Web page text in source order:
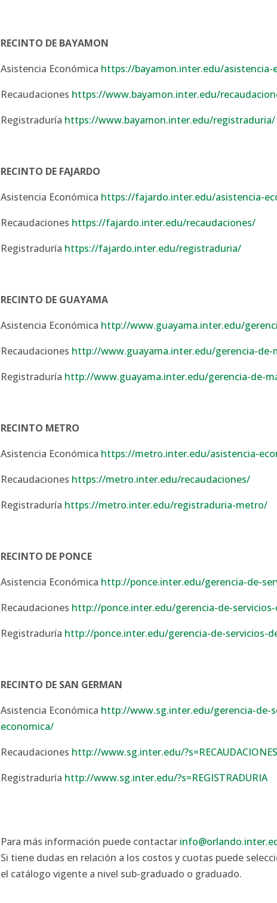
RECINTO DE BAYAMON
Asistencia Económica https://bayamon.inter.edu/asistencia-
Recaudaciones https://www.bayamon.inter.edu/
Registraduría https://www.bayamon.inter.edu/registraduria/
RECINTO DE FAJARDO
Asistencia Económica https://fajardo.inter.edu/asistencia-
Recaudaciones https://fajardo.inter.edu/recaudaciones/
Registraduría https://fajardo.inter.edu/registraduria/
RECINTO DE GUAYAMA
Asistencia Económica http://www.guayama.inter.edu/
Recaudaciones http://www.guayama.inter.edu/gerencia-
Registraduría http://www.guayama.inter.edu/gerencia-de-
RECINTO METRO
Asistencia Económica https://metro.inter.edu/asistencia-
Recaudaciones https://metro.inter.edu/recaudaciones/
Registraduría https://metro.inter.edu/registraduria-metro/
RECINTO DE PONCE
Asistencia Económica http://ponce.inter.edu/gerencia-de-
Recaudaciones http://ponce.inter.edu/gerencia-de-
Registraduría http://ponce.inter.edu/gerencia-de-servicios-
RECINTO DE SAN GERMAN
Asistencia Económica http://www.sg.inter.edu/gerencia-de-
economica/
Recaudaciones http://www.sg.inter.edu/?s=RECAUDACIONES
Registraduría http://www.sg.inter.edu/?s=REGISTRADURIA
Para más información puede contactar
Si tiene dudas en relación a los costos y cuotas puede
el catálogo vigente a nivel sub-graduado o graduado.